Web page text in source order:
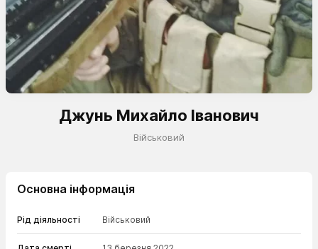
Джунь Михайло Іванович
Військовий
Основна інформація
Рід діяльності Військовий